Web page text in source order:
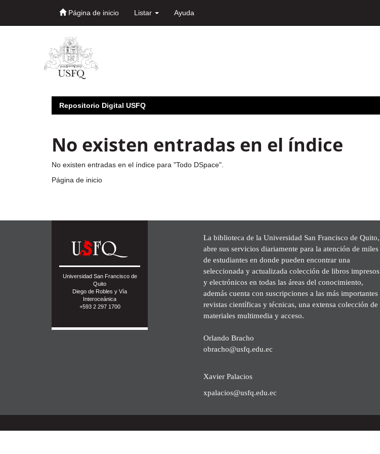
Página de inicio Listar Ayuda
Repositorio Digital USFQ
No existen entradas en el índice
No existen entradas en el índice para "Todo DSpace".
Página de inicio
Universidad San Francisco de
Quito
Diego de Robles y Vía
Interoceánica
+593 2 297 1700
La biblioteca de la Universidad San Francisco de Quito,
abre sus servicios diariamente para la atención de miles
de estudiantes en donde pueden encontrar una
seleccionada y actualizada colección de libros impresos
y electrónicos en todas las áreas del conocimiento,
además cuenta con suscripciones a las más importantes
revistas científicas y técnicas, una extensa colección de
materiales multimedia y acceso.
Orlando Bracho
obracho@usfq.edu.ec
Xavier Palacios
xpalacios@usfq.edu.ec